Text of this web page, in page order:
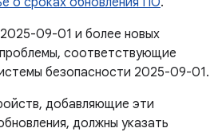
09-01 и более новых
соответствующие
безопасности 2025-09-01.
добавляющие эти
должны указать